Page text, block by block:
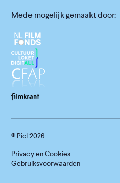
Mede mogelijk gemaakt door:
© Picl2026
Privacy en Cookies
Gebruiksvoorwaarden